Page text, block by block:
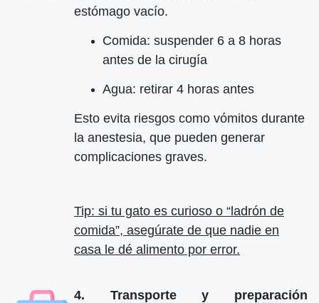
estómago vacío.
Comida: suspender 6 a 8 horas
antes de la cirugía
Agua: retirar 4 horas antes
Esto evita riesgos como vómitos durante
la anestesia, que pueden generar
complicaciones graves.
Tip: si tu gato es curioso o “ladrón de
comida”, asegúrate de que nadie en
casa le dé alimento por error.
4. Transporte y preparación